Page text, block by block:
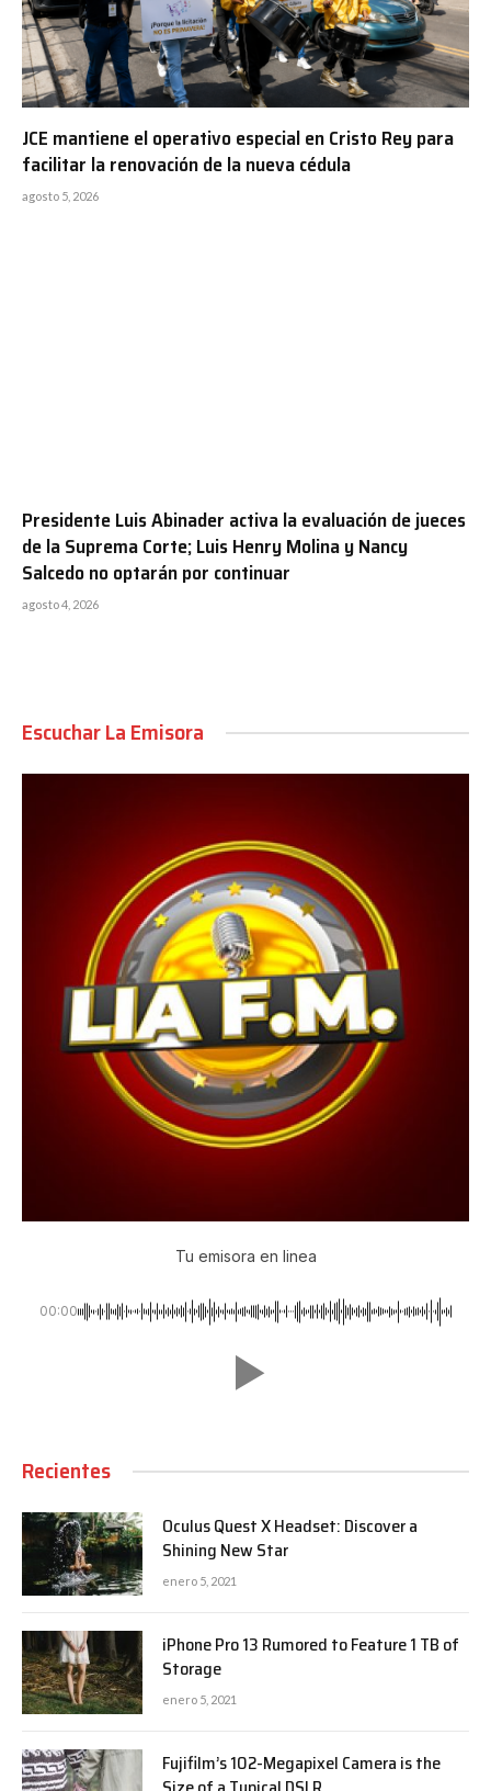
JCE mantiene el operativo especial en Cristo Rey para
facilitar la renovación de la nueva cédula
agosto 5, 2026
Presidente Luis Abinader activa la evaluación de jueces
de la Suprema Corte; Luis Henry Molina y Nancy
Salcedo no optarán por continuar
agosto 4, 2026
Escuchar La Emisora
Tu emisora en linea
00:00
Recientes
Oculus Quest X Headset: Discover a
Shining New Star
enero 5, 2021
iPhone Pro 13 Rumored to Feature 1 TB of
Storage
enero 5, 2021
Fujifilm’s 102-Megapixel Camera is the